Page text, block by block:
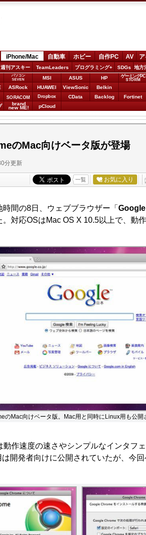
iPhone/Mac 自動車 ホビー 自作PC AV
週刊アスキー TeamLeaders プログラミング+ SDGs 地方
パソコン
SEVEN
MSI ASUS HP ゲーミングPC
STORM
ASRock HUAWEI ViewSonic Belkin
SORACOM Dropbox CData Backlog Fortinet
brand
new ME! pCloud
のMac向けベータ版が登場
分更新
一覧 お気に入り
間の8日、ウェブブラウザー「
対応OSはMac OS X 10.5以上で、動
のMac向けベータ版。Mac用と同時にLinux用も公開
作速度の速さやシンプルなインタフ
開発者向けに公開されていたが、今